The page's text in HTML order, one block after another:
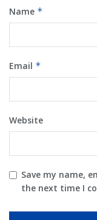
Name *
Email *
Website
Save my name,
the next time I